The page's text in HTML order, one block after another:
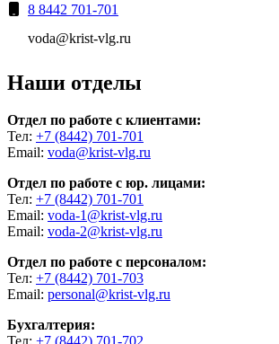
8 8442 701-701
voda@krist-vlg.ru
Наши отделы
Отдел по работе с клиентами:
Тел: +7 (8442) 701-701
Email: voda@krist-vlg.ru
Отдел по работе с юр. лицами:
Тел: +7 (8442) 701-701
Email: voda-1@krist-vlg.ru
Email: voda-2@krist-vlg.ru
Отдел по работе с персоналом:
Тел: +7 (8442) 701-703
Email: personal@krist-vlg.ru
Бухгалтерия: